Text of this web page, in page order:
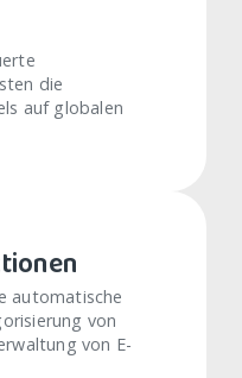
die
auf globalen
automatische
von
von E-